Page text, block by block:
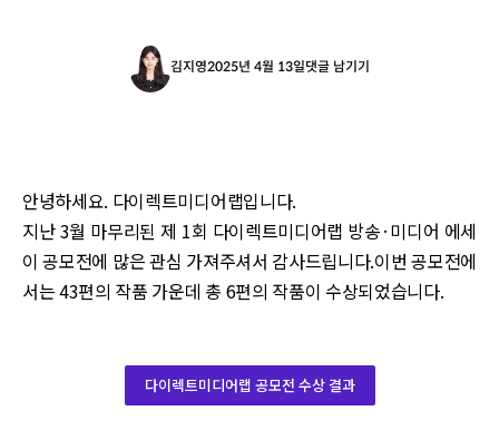
김지영2025년 4월 13일댓글 남기기
안녕하세요. 다이렉트미디어랩입니다.
지난 3월 마무리된 제 1회 다이렉트미디어랩 방송·미디어 에세
이 공모전에 많은 관심 가져주셔서 감사드립니다.이번 공모전에
서는 43편의 작품 가운데 총 6편의 작품이 수상되었습니다.
다이렉트미디어랩 공모전 수상 결과